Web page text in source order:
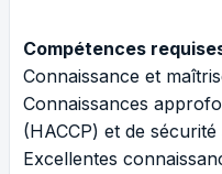
Compétences
Connaissance et
Connaissances
(HACCP) et de sécurité
Excellentes